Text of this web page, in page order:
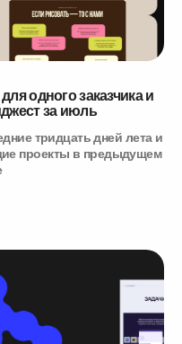
одного заказчика и
за июль
тридцать дней лета и
проекты в предыдущем